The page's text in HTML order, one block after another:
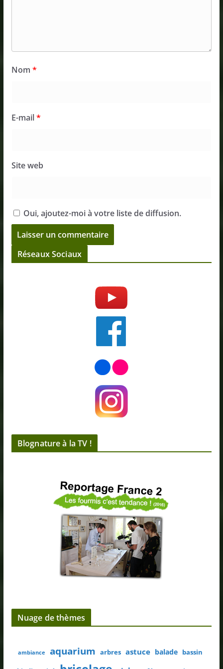
Nom *
E-mail*
Site web
Oui, ajoutez-moi à votre liste de diffusion.
Réseaux Sociaux
Blognature à la TV !
Nuage de thèmes
ambiance aquarium arbres astuce balade bassin